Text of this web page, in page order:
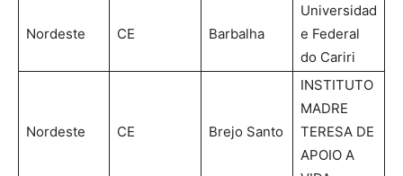
Nordeste CE Barbalha
Universidad
e Federal
do Cariri
Nordeste CE Brejo Santo
INSTITUTO
MADRE
TERESA DE
APOIO A